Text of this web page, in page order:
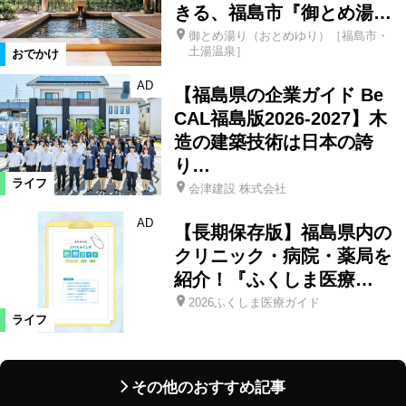
おでかけ
きる、福島市『御とめ湯…
御とめ湯り（おとめゆり）［福島市・
土湯温泉］
ライフ
AD
【福島県の企業ガイド Be
CAL福島版2026-2027】木
造の建築技術は日本の誇
り…
会津建設 株式会社
ライフ
AD
【長期保存版】福島県内の
クリニック・病院・薬局を
紹介！『ふくしま医療…
2026ふくしま医療ガイド
その他のおすすめ記事